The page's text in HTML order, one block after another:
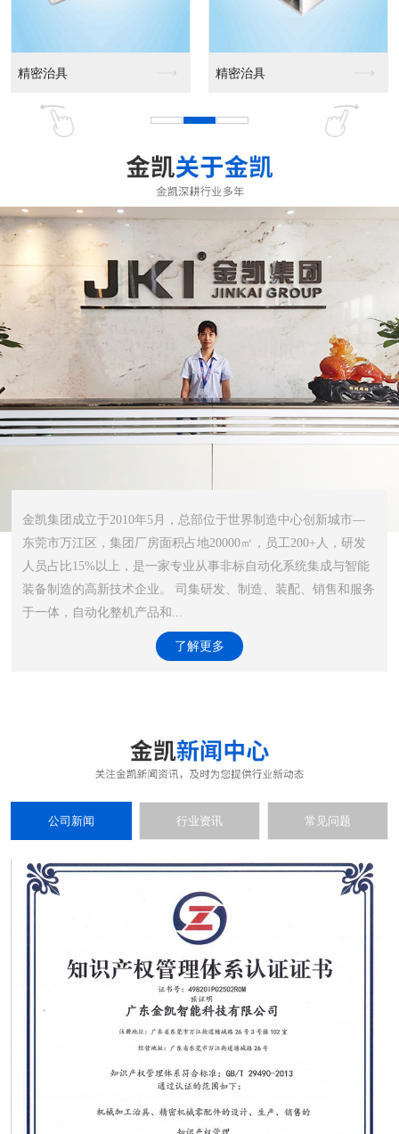
精密治具 精密治具
金凯集团成立于2010年5月，总部位于世界制造中心创新城市—
东莞市万江区，集团厂房面积占地20000㎡，员工200+人，研发
人员占比15%以上，是一家专业从事非标自动化系统集成与智能
装备制造的高新技术企业。 司集研发、制造、装配、销售和服务
于一体，自动化整机产品和...
了解更多
公司新闻 行业资讯 常见问题